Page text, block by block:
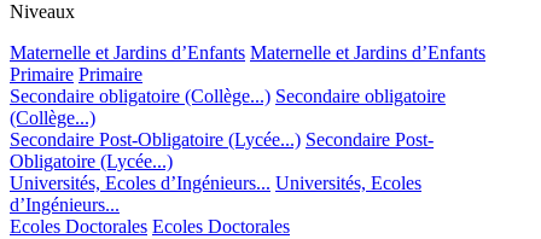
Niveaux
Maternelle et Jardins d’Enfants Maternelle et Jardins d’Enfants
Primaire Primaire
Secondaire obligatoire (Collège...) Secondaire obligatoire
(Collège...)
Secondaire Post-Obligatoire (Lycée...) Secondaire Post-
Obligatoire (Lycée...)
Universités, Ecoles d’Ingénieurs... Universités, Ecoles
d’Ingénieurs...
Ecoles Doctorales Ecoles Doctorales